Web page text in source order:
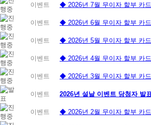
이벤트 ◆ 2026년 7월 무이자 할부 카
이벤트 ◆ 2026년 6월 무이자 할부 카
이벤트 ◆ 2026년 5월 무이자 할부 카
이벤트 ◆ 2026년 4월 무이자 할부 카
이벤트 ◆ 2026년 3월 무이자 할부 카
이벤트 2026년 설날 이벤트 당첨자 발
이벤트 ◆ 2026년 2월 무이자 할부 카